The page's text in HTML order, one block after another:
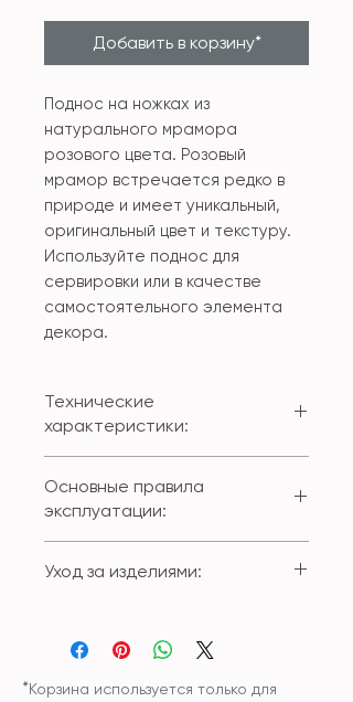
Добавить в корзину*
Поднос на ножках из
натурального мрамора
розового цвета. Розовый
мрамор встречается редко в
природе и имеет уникальный,
оригинальный цвет и текстуру.
Используйте поднос для
сервировки или в качестве
самостоятельного элемента
декора.
Технические
характеристики:
Материал: натуральный
травертин
Размер: 17,8*37,5*2cm
Основные правила
эксплуатации:
по их прямому назначению.
(например, наливания
Уход за изделиями:
использовать мягкую ткань
или губку, смоченную чистой
водой.
*Корзина используется только для